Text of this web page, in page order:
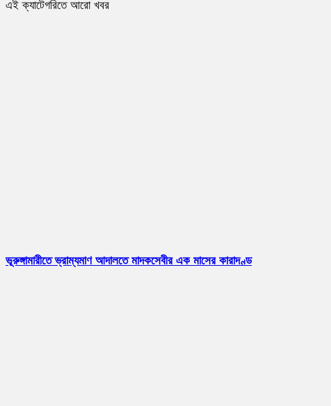
এই ক্যাটেগরিতে আরো খবর
ভূরুঙ্গামারীতে ভ্রাম্যমাণ আদালতে মাদকসেবীর এক মাসের কারাদণ্ড